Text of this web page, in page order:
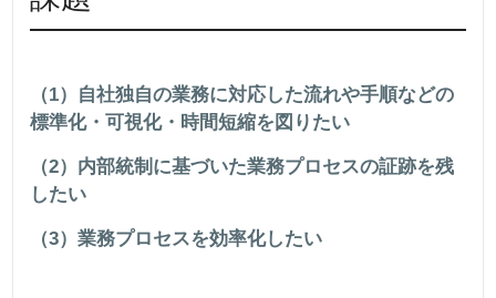
（1）自社独自の業務に対応した流れや手順などの
標準化・可視化・時間短縮を図りたい
（2）内部統制に基づいた業務プロセスの証跡を残
したい
（3）業務プロセスを効率化したい